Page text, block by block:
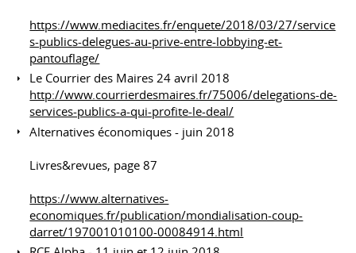
https://www.mediacites.fr/enquete/2018/03/27/service
s-publics-delegues-au-prive-entre-lobbying-et-
pantouflage/
Le Courrier des Maires 24 avril 2018
http://www.courrierdesmaires.fr/75006/delegations-de-
services-publics-a-qui-profite-le-deal/
Alternatives économiques - juin 2018
Livres&revues, page 87
https://www.alternatives-
economiques.fr/publication/mondialisation-coup-
darret/197001010100-00084914.html